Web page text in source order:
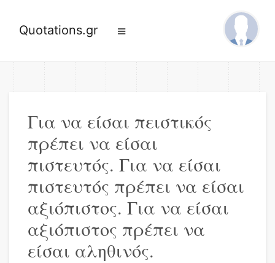
Quotations.gr
Για να είσαι πειστικός
πρέπει να είσαι
πιστευτός. Για να είσαι
πιστευτός πρέπει να είσαι
αξιόπιστος. Για να είσαι
αξιόπιστος πρέπει να
είσαι αληθινός.